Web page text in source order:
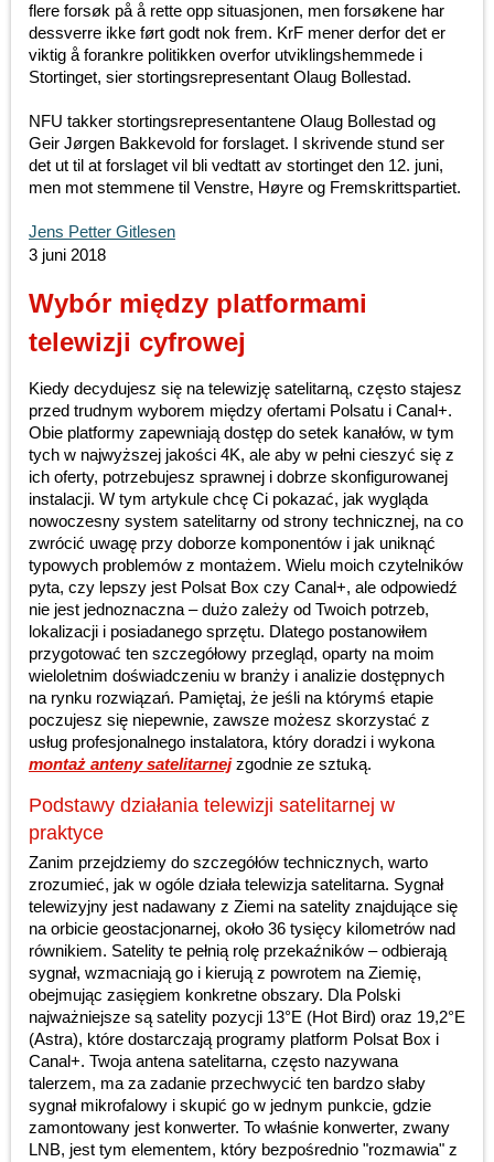
flere forsøk på å rette opp situasjonen, men forsøkene har
dessverre ikke ført godt nok frem. KrF mener derfor det er
viktig å forankre politikken overfor utviklingshemmede i
Stortinget, sier stortingsrepresentant Olaug Bollestad.
NFU takker stortingsrepresentantene Olaug Bollestad og
Geir Jørgen Bakkevold for forslaget. I skrivende stund ser
det ut til at forslaget vil bli vedtatt av stortinget den 12. juni,
men mot stemmene til Venstre, Høyre og Fremskrittspartiet.
Jens Petter Gitlesen
3 juni 2018
Wybór między platformami
telewizji cyfrowej
Kiedy decydujesz się na telewizję satelitarną, często stajesz
przed trudnym wyborem między ofertami Polsatu i Canal+.
Obie platformy zapewniają dostęp do setek kanałów, w tym
tych w najwyższej jakości 4K, ale aby w pełni cieszyć się z
ich oferty, potrzebujesz sprawnej i dobrze skonfigurowanej
instalacji. W tym artykule chcę Ci pokazać, jak wygląda
nowoczesny system satelitarny od strony technicznej, na co
zwrócić uwagę przy doborze komponentów i jak uniknąć
typowych problemów z montażem. Wielu moich czytelników
pyta, czy lepszy jest Polsat Box czy Canal+, ale odpowiedź
nie jest jednoznaczna – dużo zależy od Twoich potrzeb,
lokalizacji i posiadanego sprzętu. Dlatego postanowiłem
przygotować ten szczegółowy przegląd, oparty na moim
wieloletnim doświadczeniu w branży i analizie dostępnych
na rynku rozwiązań. Pamiętaj, że jeśli na którymś etapie
poczujesz się niepewnie, zawsze możesz skorzystać z
usług profesjonalnego instalatora, który doradzi i wykona
montaż anteny satelitarnejzgodnie ze sztuką.
Podstawy działania telewizji satelitarnej w
praktyce
Zanim przejdziemy do szczegółów technicznych, warto
zrozumieć, jak w ogóle działa telewizja satelitarna. Sygnał
telewizyjny jest nadawany z Ziemi na satelity znajdujące się
na orbicie geostacjonarnej, około 36 tysięcy kilometrów nad
równikiem. Satelity te pełnią rolę przekaźników – odbierają
sygnał, wzmacniają go i kierują z powrotem na Ziemię,
obejmując zasięgiem konkretne obszary. Dla Polski
najważniejsze są satelity pozycji 13°E (Hot Bird) oraz 19,2°E
(Astra), które dostarczają programy platform Polsat Box i
Canal+. Twoja antena satelitarna, często nazywana
talerzem, ma za zadanie przechwycić ten bardzo słaby
sygnał mikrofalowy i skupić go w jednym punkcie, gdzie
zamontowany jest konwerter. To właśnie konwerter, zwany
LNB, jest tym elementem, który bezpośrednio "rozmawia" z